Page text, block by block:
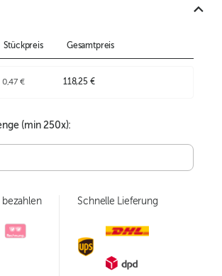
Stückpreis Gesamtpreis
0,47 € 118,25 €
(min250x):
bezahlen Schnelle Lieferung